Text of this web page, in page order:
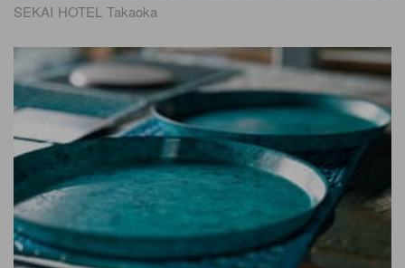
SEKAI HOTEL Takaoka